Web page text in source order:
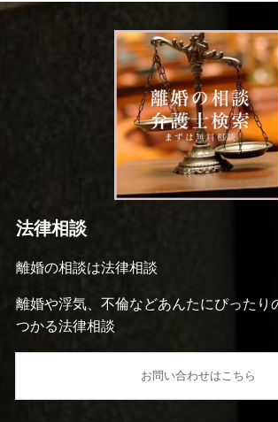
法律相談
離婚の相談は法律相談
離婚や浮気、不倫などあんたにぴったり
つかる法律相談
お問い合わせはこちら